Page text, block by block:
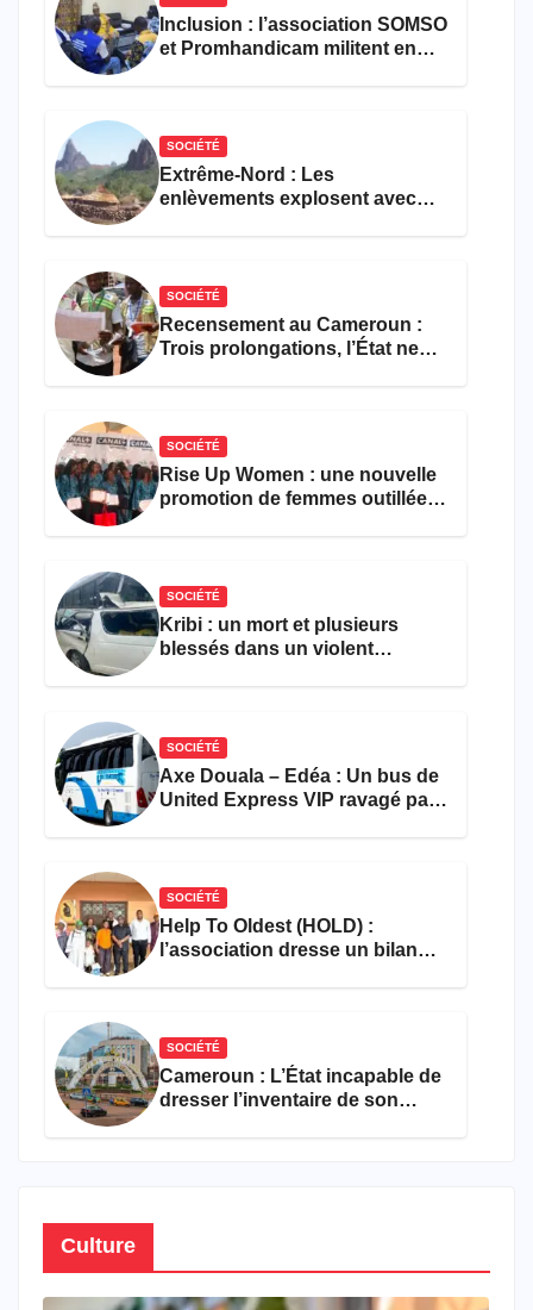
Inclusion : l’association SOMSO
et Promhandicam militent en
SOCIÉTÉ
Extrême-Nord : Les
enlèvements explosent avec
SOCIÉTÉ
Recensement au Cameroun :
Trois prolongations, l’État ne
SOCIÉTÉ
Rise Up Women : une nouvelle
promotion de femmes outillées
SOCIÉTÉ
Kribi : un mort et plusieurs
blessés dans un violent
SOCIÉTÉ
Axe Douala – Edéa : Un bus de
United Express VIP ravagé par
SOCIÉTÉ
Help To Oldest (HOLD) :
l’association dresse un bilan
SOCIÉTÉ
Cameroun : L’État incapable de
dresser l’inventaire de son
Culture